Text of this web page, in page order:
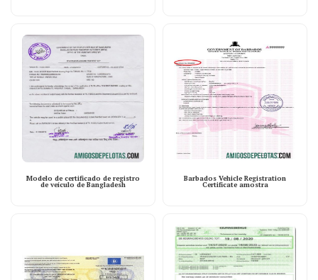
Modelo de certificado de registro
de veículo de Bangladesh
Barbados Vehicle Registration
Certificate amostra